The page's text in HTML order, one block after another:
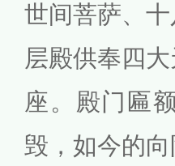
世间菩萨、
层殿供奉四
座。殿门匾
毁，如今的